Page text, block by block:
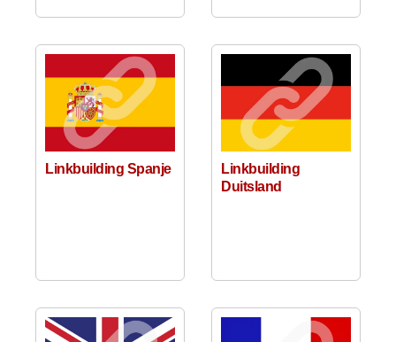
Linkbuilding Spanje
Linkbuilding
Duitsland